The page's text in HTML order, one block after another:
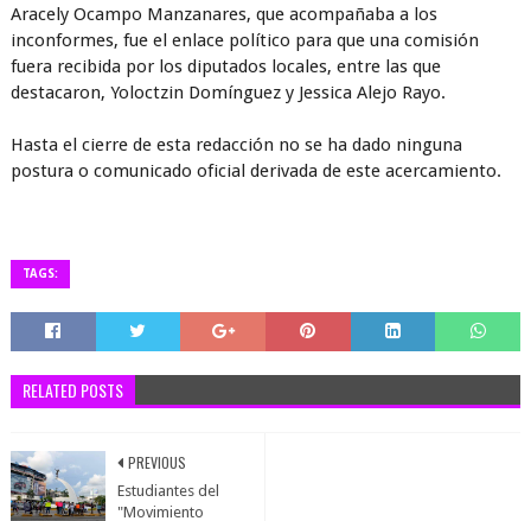
Aracely Ocampo Manzanares, que acompañaba a los
inconformes, fue el enlace político para que una comisión
fuera recibida por los diputados locales, entre las que
destacaron, Yoloctzin Domínguez y Jessica Alejo Rayo.
Hasta el cierre de esta redacción no se ha dado ninguna
postura o comunicado oficial derivada de este acercamiento.
TAGS:
RELATED POSTS
PREVIOUS
Estudiantes del
"Movimiento